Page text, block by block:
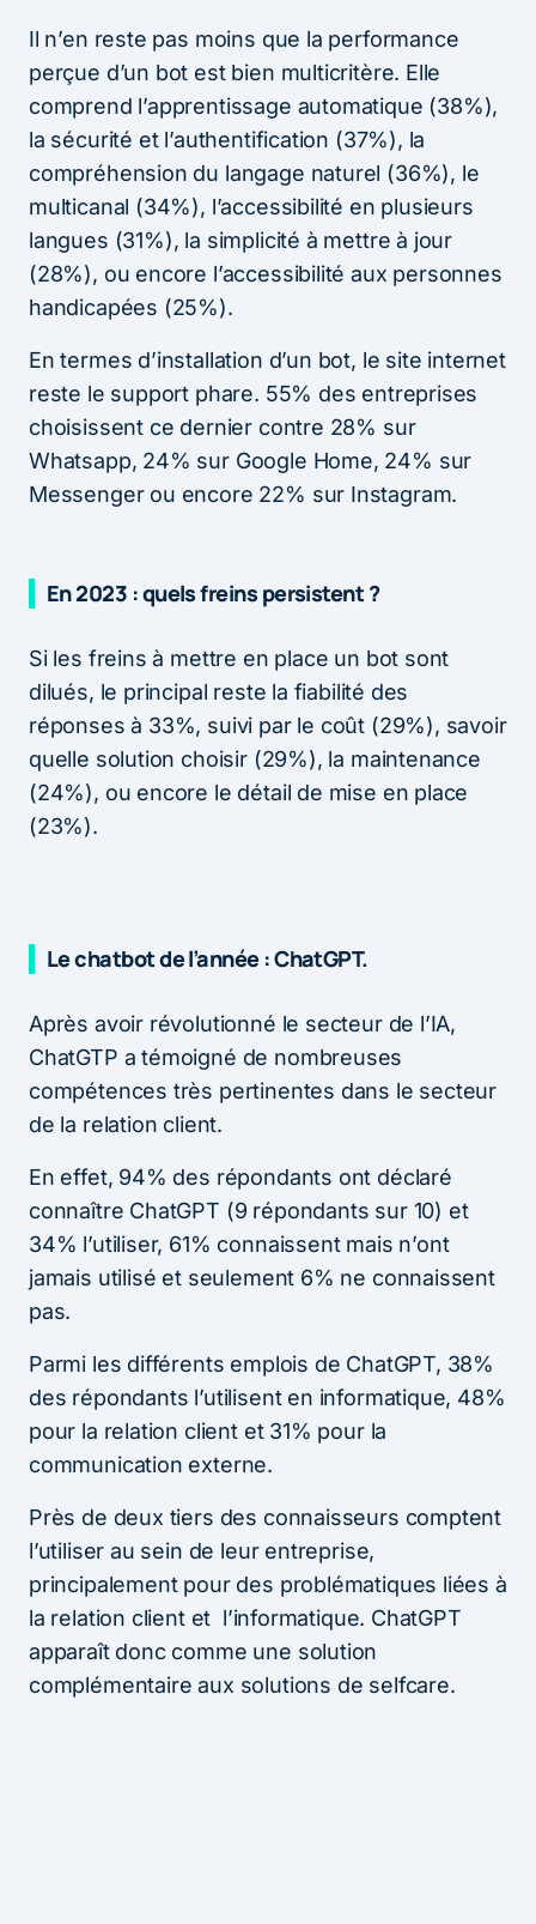
Il n’en reste pas moins que la performance
perçue d’un bot est bien multicritère. Elle
comprend l’apprentissage automatique (38%),
la sécurité et l’authentification (37%), la
compréhension du langage naturel (36%), le
multicanal (34%), l’accessibilité en plusieurs
langues (31%), la simplicité à mettre à jour
(28%), ou encore l’accessibilité aux personnes
handicapées (25%).
En termes d’installation d’un bot, le site internet
reste le support phare. 55% des entreprises
choisissent ce dernier contre 28% sur
Whatsapp, 24% sur Google Home, 24% sur
Messenger ou encore 22% sur Instagram.
En 2023 : quels freins persistent ?
Si les freins à mettre en place un bot sont
dilués, le principal reste la fiabilité des
réponses à 33%, suivi par le coût (29%), savoir
quelle solution choisir (29%), la maintenance
(24%), ou encore le détail de mise en place
(23%).
Le chatbot de l’année : ChatGPT.
Après avoir révolutionné le secteur de l’IA,
ChatGTP a témoigné de nombreuses
compétences très pertinentes dans le secteur
de la relation client.
En effet, 94% des répondants ont déclaré
connaître ChatGPT (9 répondants sur 10) et
34% l’utiliser, 61% connaissent mais n’ont
jamais utilisé et seulement 6% ne connaissent
pas.
Parmi les différents emplois de ChatGPT, 38%
des répondants l’utilisent en informatique, 48%
pour la relation client et 31% pour la
communication externe.
Près de deux tiers des connaisseurs comptent
l’utiliser au sein de leur entreprise,
principalement pour des problématiques liées à
la relation client et l’informatique. ChatGPT
apparaît donc comme une solution
complémentaire aux solutions de selfcare.